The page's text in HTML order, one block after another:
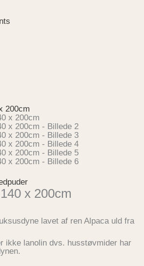
x 200cm
lavet af ren Alpaca uld fra
ikke lanolin dvs. husstøvmider har